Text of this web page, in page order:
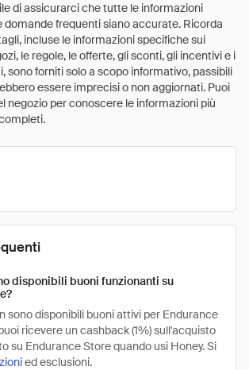
di assicurarci che tutte le informazioni
domande frequenti siano accurate. Ricorda
incluse le informazioni specifiche sui
le regole, le offerte, gli sconti, gli incentivi e i
sono forniti solo a scopo informativo, passibili
essere imprecisi o non aggiornati. Puoi
negozio per conoscere le informazioni più
disponibili buoni funzionanti su
sono disponibili buoni attivi per Endurance
ricevere un cashback (1%) sull'acquisto
su Endurance Store quando usi Honey. Si
ed esclusioni.